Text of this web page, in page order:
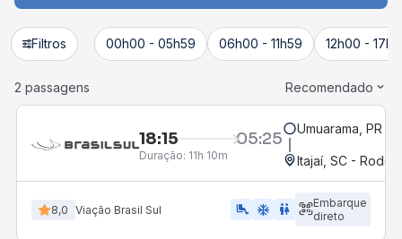
Filtros 00h00 - 05h59 06h00 - 11h59 12h00 -
2 passagens Recomendado
18:15 05:25
Duração: 11h 10m
Umuarama, PR
Itajaí, SC -
8,0 Viação Brasil Sul airline_seat_legroom_extra ac_unit wc
Embarque
direto